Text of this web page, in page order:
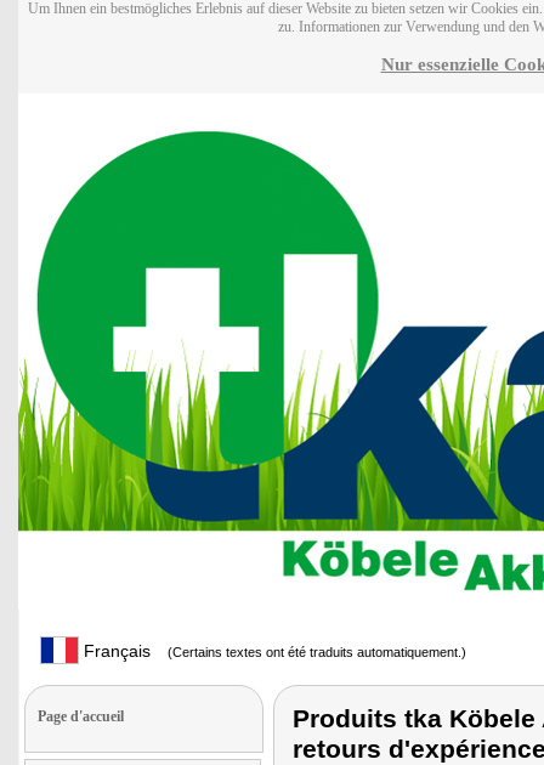
Um Ihnen ein bestmögliches Erlebnis auf dieser Website zu bieten setzen wir Cookies
zu. Informationen zur Verwendung und den
Nur essenzielle
Français (Certains textes ont été traduits automatiquement.)
Page d'accueil
Produits tka
retours